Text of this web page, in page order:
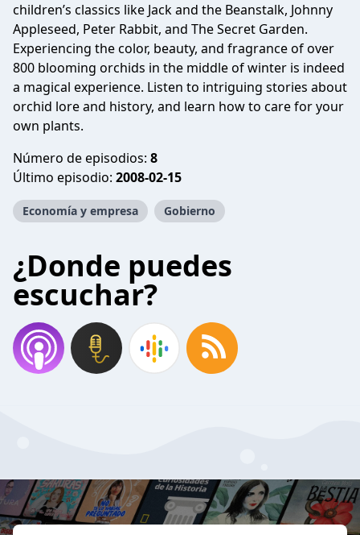
children’s classics like Jack and the Beanstalk, Johnny
Appleseed, Peter Rabbit, and The Secret Garden.
Experiencing the color, beauty, and fragrance of over
800 blooming orchids in the middle of winter is indeed
a magical experience. Listen to intriguing stories about
orchid lore and history, and learn how to care for your
own plants.
Número de episodios: 8
Último episodio: 2008-02-15
Economía y empresa Gobierno
¿Donde puedes
escuchar?